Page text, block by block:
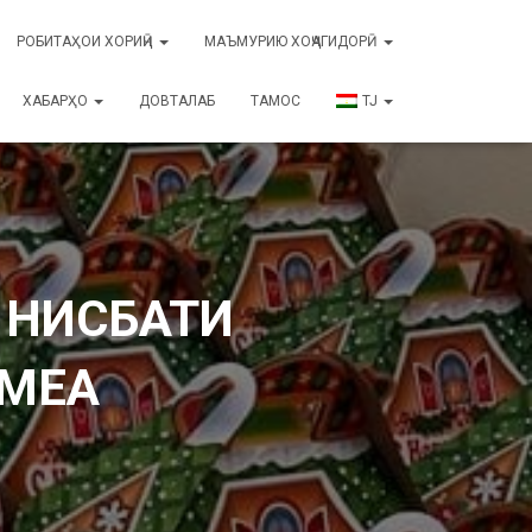
РОБИТАҲОИ ХОРИҶӢ МАЪМУРИЮ ХОҶАГИДОРӢ
ХАБАРҲО ДОВТАЛАБ ТАМОС TJ